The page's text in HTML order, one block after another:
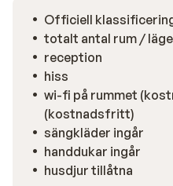
Officiell
totalt antal rum /
reception
hiss
wi-fi på rummet
(kostnadsfritt)
sängkläder ingår
handdukar ingår
husdjur tillåtna